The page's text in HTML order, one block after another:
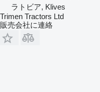
ラトビア, Klives
Trimen Tractors Ltd
販売会社に連絡